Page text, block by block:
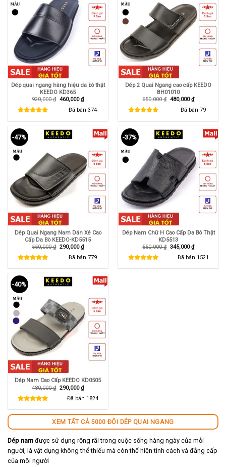
Dép quai ngang hàng hiệu da bò thật
KEEDO KD365
920,000₫ Giá
460,000₫Giá
hiện
tại
Đã bán 374
Dép 2 Quai Ngang cao cấp KEEDO
BH01010
650,000₫ Giá
480,000₫Giá
hiện
tại
Đã bán 79
-47%
Dép Quai Ngang Nam Dán Xé Cao
Cấp Da Bò KEEDO-KD5515
550,000₫ Giá
550,000 ₫.
290,000₫Giá
hiện
tại
là:
290,000 ₫.
Đã bán 779
-37%
Dép Nam Chữ H Cao Cấp Da Bò Thật
KD5513
550,000₫ Giá
550,000 ₫.
345,000₫Giá
hiện
tại
là:
345,000 ₫.
Đã bán 1521
-40%
Dép Nam Cao Cấp KEEDO KD0505
480,000₫ Giá
480,000 ₫.
290,000₫Giá
hiện
tại
là:
Đã bán 1824
XEM TẤT CẢ 5000 ĐÔI DÉP QUAI NGANG
Dép nam được sử dụng rộng rãi trong cuộc sống hàng ngày của mỗi
người, là vật dụng không thể thiếu mà còn thể hiện tính cách và đẳng cấp
của mõi người